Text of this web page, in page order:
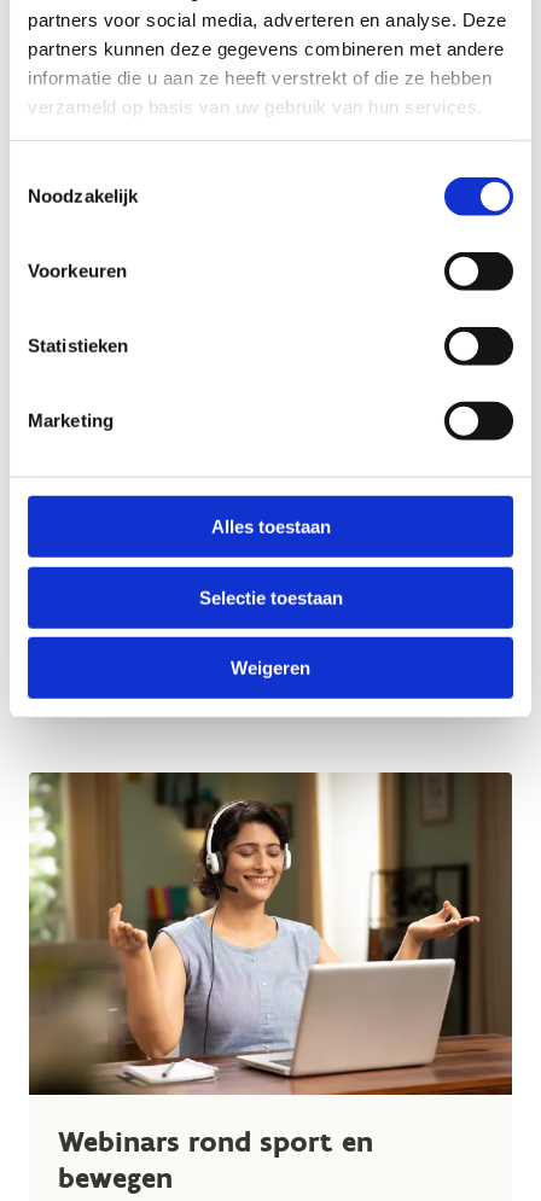
partners voor social media, adverteren en analyse. Deze
partners kunnen deze gegevens combineren met andere
informatie die u aan ze heeft verstrekt of die ze hebben
verzameld op basis van uw gebruik van hun services.
Noodzakelijk
Voorkeuren
Statistieken
Marketing
Alles toestaan
Selectie toestaan
Weigeren
Heb je een drukke dag en weinig tijd om te
bewegen? Las dan een beweegtussendoortje van 10
minuten in. Je spieren even aan het werk zetten is
goed voor lichaam én geest.
Probeer al onze beweegtusssendoortjes en doe-
het-zelf oefeningen uit
Webinars rond sport en
bewegen